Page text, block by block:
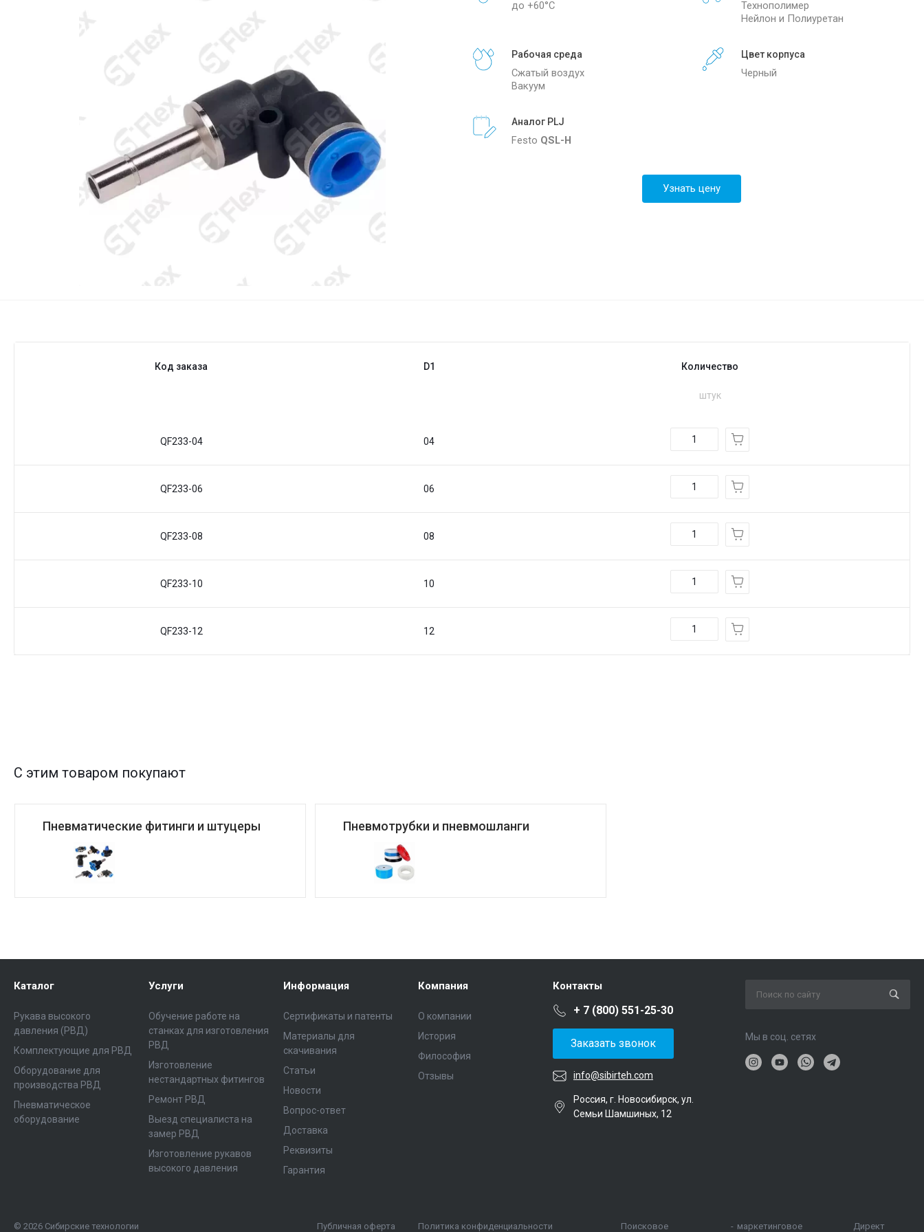
info@sibirteh.com
до +60°С
Технополимер
Нейлон и Полиуретан
Рабочая среда
Сжатый воздух
Вакуум
Цвет корпуса
Черный
Аналог PLJ
Festo QSL-H
Узнать цену
Код заказа D1 Количество
штук
QF233-04 04
QF233-06 06
QF233-08 08
QF233-10 10
QF233-12 12
С этим товаром покупают
Пневматические фитинги и штуцеры Пневмотрубки и пневмошланги
Каталог
Рукава высокого
давления (РВД)
Комплектующие для РВД
Оборудование для
производства РВД
Пневматическое
оборудование
Услуги
Обучение работе на
станках для изготовления
РВД
Изготовление
нестандартных фитингов
Ремонт РВД
Выезд специалиста на
замер РВД
Изготовление рукавов
высокого давления
Информация
Сертификаты и патенты
Материалы для
скачивания
Статьи
Новости
Вопрос-ответ
Доставка
Реквизиты
Гарантия
Компания
О компании
История
Философия
Отзывы
Контакты
+ 7 (800) 551-25-30
Заказать звонок
info@sibirteh.com
Россия, г. Новосибирск, ул.
Семьи Шамшиных, 12
Мы в соц. сетях
© 2026 Сибирские технологии Публичная оферта Политика конфиденциальности Поисковое - маркетинговое Директ